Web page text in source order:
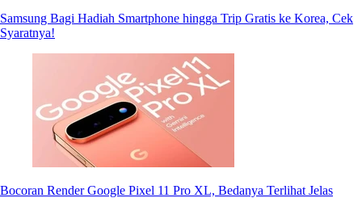
Samsung Bagi Hadiah Smartphone hingga Trip Gratis ke Korea, Cek
Syaratnya!
Bocoran Render Google Pixel 11 Pro XL, Bedanya Terlihat Jelas